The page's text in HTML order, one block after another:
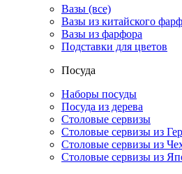
Вазы (все)
Вазы из китайского
Вазы из фарфора
Подставки для цветов
Посуда
Наборы посуды
Посуда из дерева
Столовые сервизы
Столовые сервизы из
Столовые сервизы из
Столовые сервизы из